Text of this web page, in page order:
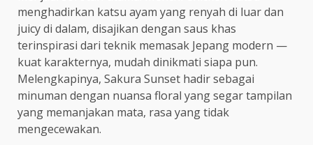
menghadirkan katsu ayam yang renyah di luar dan
juicy di dalam, disajikan dengan saus khas
terinspirasi dari teknik memasak Jepang modern —
kuat karakternya, mudah dinikmati siapa pun.
Melengkapinya, Sakura Sunset hadir sebagai
minuman dengan nuansa floral yang segar tampilan
yang memanjakan mata, rasa yang tidak
mengecewakan.